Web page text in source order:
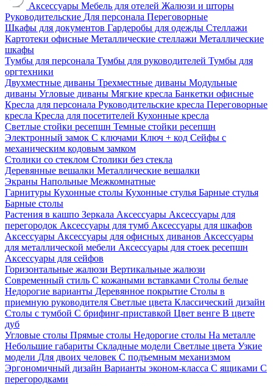
Аксессуары Мебель для отелей Жалюзи и шторы
Руководительские Для персонала Переговорные
Шкафы для документов Гардеробы для одежды Стеллажи
Картотеки офисные Металлические стеллажи Металлические
шкафы
Тумбы для персонала Тумбы для руководителей Тумбы для
оргтехники
Двухместные диваны Трехместные диваны Модульные
диваны Угловые диваны Мягкие кресла Банкетки офисные
Кресла для персонала Руководительские кресла Переговорные
кресла Кресла для посетителей Кухонные кресла
Светлые стойки ресепшн Темные стойки ресепшн
Электронный замок С ключами Ключ + код Сейфы с
механическим кодовым замком
Столики со стеклом Столики без стекла
Деревянные вешалки Металлические вешалки
Экраны Напольные Межкомнатные
Гарнитуры Кухонные столы Кухонные стулья Барные стулья
Барные столы
Растения в кашпо Зеркала Аксессуары Аксессуары для
перегородок Аксессуары для тумб Аксессуары для шкафов
Аксессуары Аксессуары для офисных диванов Аксессуары
для металлической мебели Аксессуары для стоек ресепшн
Аксессуары для сейфов
Горизонтальные жалюзи Вертикальные жалюзи
Современный стиль С кожаными вставками Столы белые
Недорогие варианты Деревянное покрытие Столы в
приемную руководителя Светлые цвета Классический дизайн
Столы с тумбой С брифинг-приставкой Цвет венге В цвете
дуб
Угловые столы Прямые столы Недорогие столы На металле
Небольшие габариты Складные модели Светлые цвета Узкие
модели Для двоих человек С подъемным механизмом
Эргономичный дизайн Варианты эконом-класса С ящиками С
перегородками